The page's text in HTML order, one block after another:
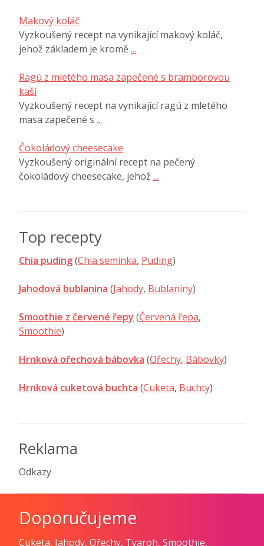
Makový koláč
Vyzkoušený recept na vynikající makový koláč,
jehož základem je kromě...
Ragú z mletého masa zapečené s bramborovou
kaší
Vyzkoušený recept na vynikající ragú z mletého
masa zapečené s ...
Čokoládový cheesecake
Vyzkoušený originální recept na pečený
čokoládový cheesecake, jehož ...
Top recepty
Chia puding(Chia semínka, Puding)
Jahodová bublanina (Jahody, Bublaniny)
Smoothie z červené řepy (Červená řepa,
Smoothie)
Hrnková ořechová bábovka (Ořechy, Bábovky)
Hrnková cuketová buchta (Cuketa, Buchty)
Reklama
Odkazy
Doporučujeme
Cuketa, Jahody,Ořechy, Tvaroh,Smoothie,